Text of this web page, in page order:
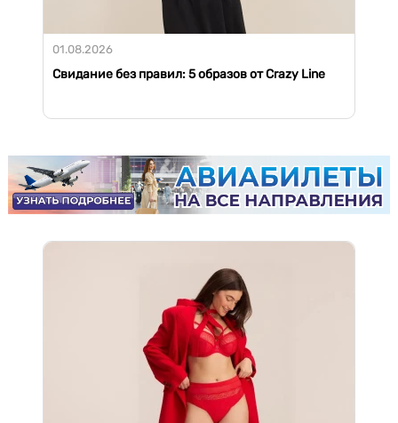
01.08.2026
Свидание без правил: 5 образов от Crazy Line